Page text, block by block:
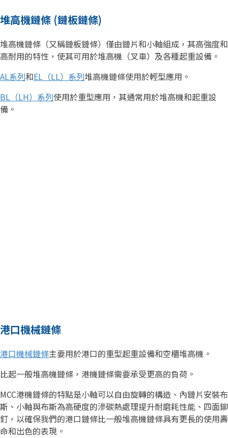
堆高機鏈條 (鏈板鏈條)
堆高機鏈條（又稱鏈板鏈條）僅由鏈片和小軸組成，其高強度和
高耐用的特性，使其可用於堆高機（叉車）及各種起重設備。
AL系列和EL（LL）系列堆高機鏈條使用於輕型應用。
BL（LH）系列使用於重型應用，其通常用於堆高機和起重設
備。
港口機械鏈條
港口機械鏈條主要用於港口的重型起重設備和空櫃堆高機。
比起一般堆高機鏈條，港機鏈條需要承受更高的負荷。
MCC港機鏈條的特點是小軸可以自由旋轉的構造、內鏈片安裝布
斯 、 小軸與布斯為高硬度的滲碳熱處理提升耐磨耗性能 、 四面鉚
釘，以確保我們的港口鏈條比一般堆高機鏈條具有更長的使用壽
命和出色的表現。